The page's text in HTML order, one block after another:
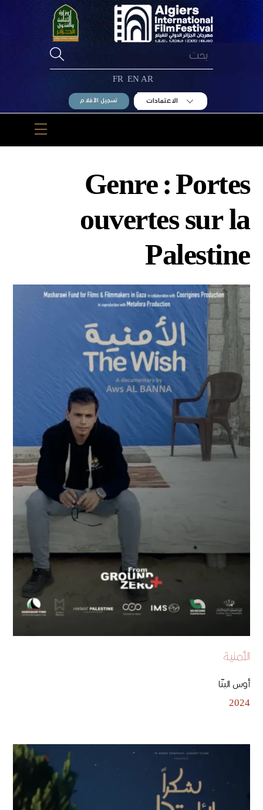
AR
EN
FR
الاعتمادات تسجيل الأفلام
Menu
Genre : Portes
ouvertes sur la
Palestine
الأمنية
أوس البنّا
2024